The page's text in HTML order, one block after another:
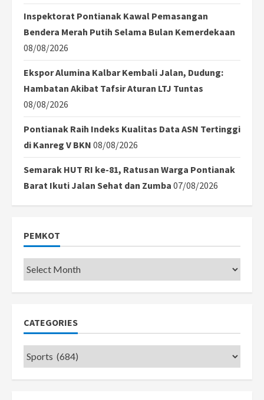
Inspektorat Pontianak Kawal Pemasangan
Bendera Merah Putih Selama Bulan Kemerdekaan
08/08/2026
Ekspor Alumina Kalbar Kembali Jalan, Dudung:
Hambatan Akibat Tafsir Aturan LTJ Tuntas
08/08/2026
Pontianak Raih Indeks Kualitas Data ASN Tertinggi
di Kanreg V BKN 08/08/2026
Semarak HUT RI ke-81, Ratusan Warga Pontianak
Barat Ikuti Jalan Sehat dan Zumba 07/08/2026
PEMKOT
Pemkot
CATEGORIES
Categories